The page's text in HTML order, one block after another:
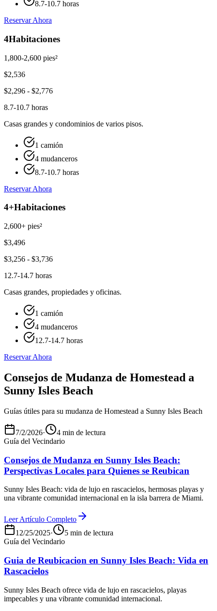
8.7-10.7 horas
Reservar Ahora
4Habitaciones
1,800-2,600 pies²
$2,536
$2,296 - $2,776
8.7-10.7 horas
Casas grandes y condominios de varios pisos.
1 camión
4 mudanceros
8.7-10.7 horas
Reservar Ahora
4+Habitaciones
2,600+ pies²
$3,496
$3,256 - $3,736
12.7-14.7 horas
Casas grandes, propiedades y oficinas.
1 camión
4 mudanceros
12.7-14.7 horas
Reservar Ahora
Consejos de Mudanza de Homestead a
Sunny Isles Beach
Guías útiles para su mudanza de Homestead a Sunny Isles Beach
7/2/2026·
4 min de lectura
Guía del Vecindario
Consejos de Mudanza en Sunny Isles Beach:
Perspectivas Locales para Quienes se Reubican
Sunny Isles Beach: vida de lujo en rascacielos, hermosas playas y
una vibrante comunidad internacional en la isla barrera de Miami.
Leer Artículo Completo
12/25/2025·
5 min de lectura
Guía del Vecindario
Guia de Reubicacion en Sunny Isles Beach: Vida en
Rascacielos
Sunny Isles Beach ofrece vida de lujo en rascacielos, playas
impecables y una vibrante comunidad internacional.